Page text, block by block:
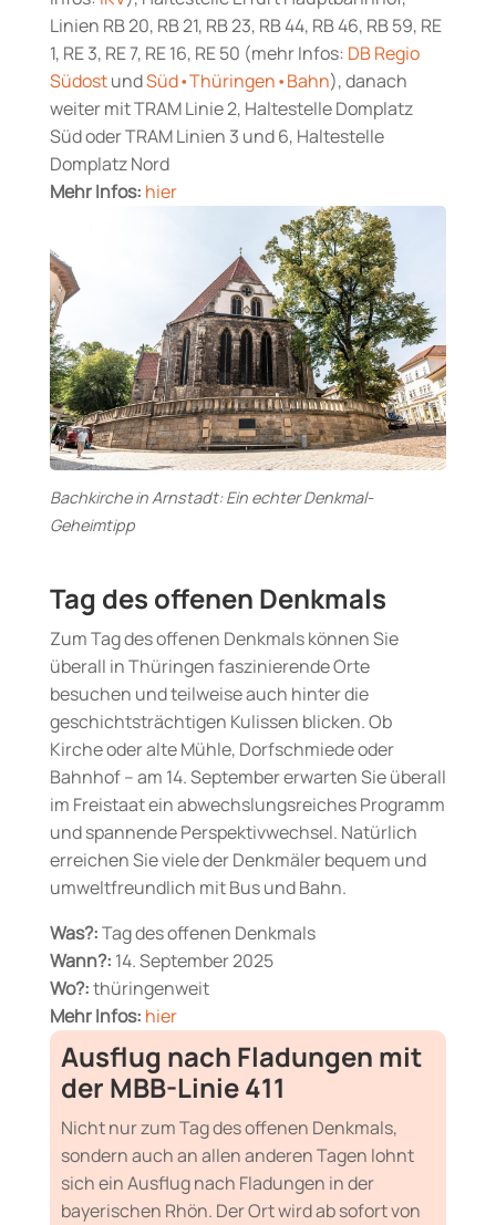
Linien RB 20, RB 21, RB 23, RB 44, RB 46, RB 59, RE
1, RE 3, RE 7, RE 16, RE 50 (mehr Infos: DB Regio
SüdostundSüd•Thüringen•Bahn), danach
weiter mit TRAM Linie 2, Haltestelle Domplatz
Süd oder TRAM Linien 3 und 6, Haltestelle
Domplatz Nord
Mehr Infos: hier
Bachkirche in Arnstadt: Ein echter Denkmal-
Geheimtipp
Tag des offenen Denkmals
Zum Tag des offenen Denkmals können Sie
überall in Thüringen faszinierende Orte
besuchen und teilweise auch hinter die
geschichtsträchtigen Kulissen blicken. Ob
Kirche oder alte Mühle, Dorfschmiede oder
Bahnhof – am 14. September erwarten Sie überall
im Freistaat ein abwechslungsreiches Programm
und spannende Perspektivwechsel. Natürlich
erreichen Sie viele der Denkmäler bequem und
umweltfreundlich mit Bus und Bahn.
Was?:Tag des offenen Denkmals
Wann?: 14. September 2025
Wo?:thüringenweit
Mehr Infos: hier
Ausflug nach Fladungen mit
der MBB-Linie 411
Nicht nur zum Tag des offenen Denkmals,
sondern auch an allen anderen Tagen lohnt
sich ein Ausflug nach Fladungen in der
bayerischen Rhön. Der Ort wird ab sofort von